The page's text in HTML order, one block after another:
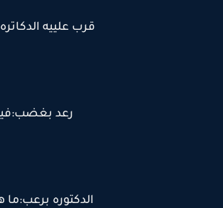
قرب علييه
رعد
الدكتوره برعب:ما